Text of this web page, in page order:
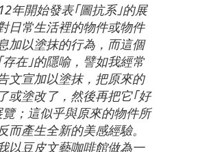
年開始發表｢圖抗系｣的展
日常生活裡的物件或物件
加以塗抹的行為，而這個
在｣的隱喻，譬如我經常
文宣加以塗抹，把原來的
或塗改了，然後再把它｢好
；這似乎與原來的物件所
而產生全新的美感經驗。
以豆皮文藝咖啡館做為一